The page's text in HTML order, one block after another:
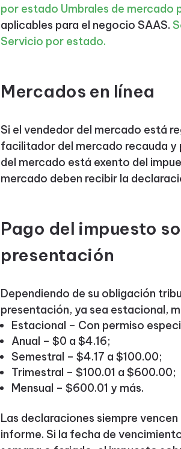
por estado Umbrales de mercado
aplicables para el negocio SAAS.
Servicio por estado.
Mercados en línea
Si el vendedor del mercado está
facilitador del mercado recauda y
del mercado está exento del
mercado deben recibir la
Pago del impuesto
presentación
Dependiendo de su obligación
presentación, ya sea estacional,
Estacional – Con permiso
Anual – $0 a $4.16;
Semestral – $4.17 a $100.00;
Trimestral – $100.01 a $600.00;
Mensual – $600.01 y más.
Las declaraciones siempre
informe. Si la fecha de